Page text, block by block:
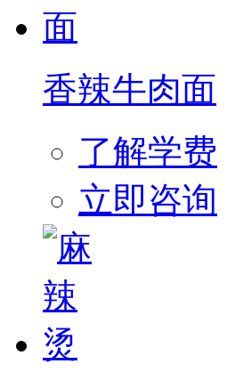
香辣牛肉面
了解学费
立即咨询